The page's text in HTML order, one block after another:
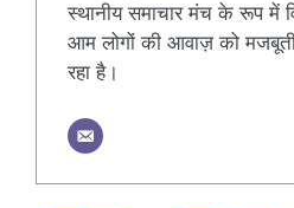
स्थानीय समाचार मंच के रूप में
आम लोगों की आवाज़ को
रहा है।